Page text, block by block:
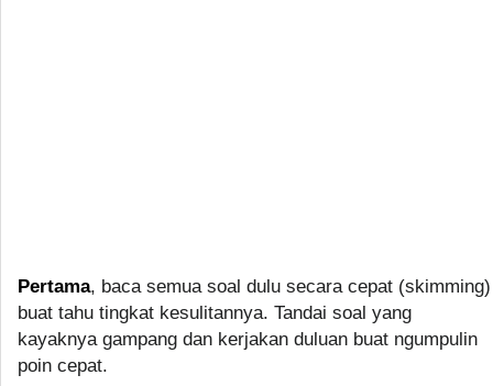
Pertama, baca semua soal dulu secara cepat (skimming)
buat tahu tingkat kesulitannya. Tandai soal yang
kayaknya gampang dan kerjakan duluan buat ngumpulin
poin cepat.